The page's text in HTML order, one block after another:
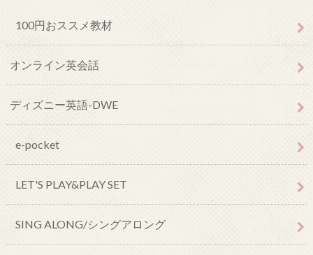
100円おススメ教材
オンライン英会話
ディズニー英語-DWE
e-pocket
LET'S PLAY&PLAY SET
SING ALONG/シングアロング